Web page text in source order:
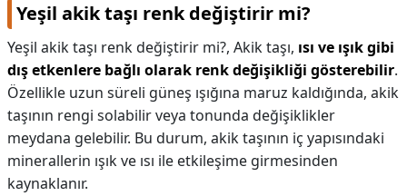
Yeşil akik taşı renk değiştirir mi?
Yeşil akik taşı renk değiştirir mi?, Akik taşı, ısı ve ışık gibi
dış etkenlere bağlı olarak renk değişikliği gösterebilir.
Özellikle uzun süreli güneş ışığına maruz kaldığında, akik
taşının rengi solabilir veya tonunda değişiklikler
meydana gelebilir. Bu durum, akik taşının iç yapısındaki
minerallerin ışık ve ısı ile etkileşime girmesinden
kaynaklanır.